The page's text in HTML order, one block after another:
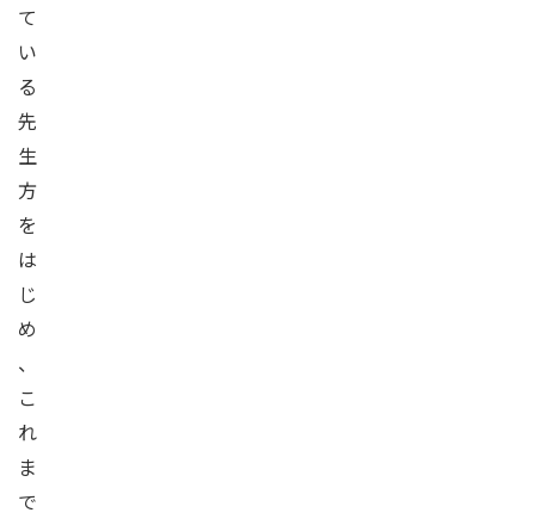
て
い
る
先
生
方
を
は
じ
め
、
こ
れ
ま
で